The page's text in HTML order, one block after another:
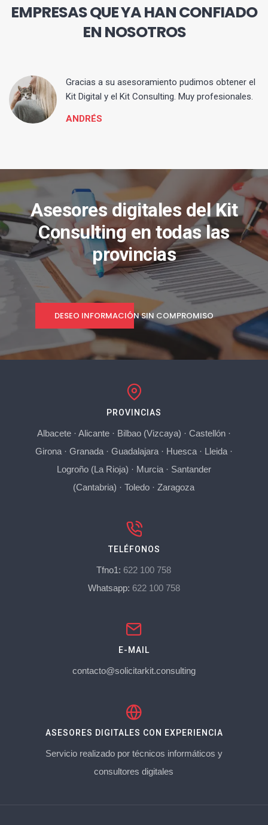
EMPRESAS QUE YA HAN CONFIADO
EN NOSOTROS
Gracias a su asesoramiento pudimos obtener el
Kit Digital y el Kit Consulting. Muy profesionales.
ANDRÉS
Asesores digitales del Kit
Consulting en todas las
provincias
DESEO INFORMACIÓN SIN COMPROMISO
PROVINCIAS
Albacete· Alicante· Bilbao (Vizcaya) · Castellón·
Girona· Granada· Guadalajara· Huesca· Lleida·
Logroño (La Rioja) · Murcia· Santander
(Cantabria) ·Toledo ·Zaragoza
TELÉFONOS
Tfno1: 622 100 758
Whatsapp: 622 100 758
E-MAIL
contacto@solicitarkit.consulting
ASESORES DIGITALES CON EXPERIENCIA
Servicio realizado por técnicos informáticos y
consultores digitales